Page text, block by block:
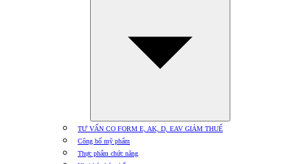
TƯ VẤN CO FORM E, AK, D, EAV GIẢM THUẾ
Công bố mỹ phẩm
Thực phẩm chức năng